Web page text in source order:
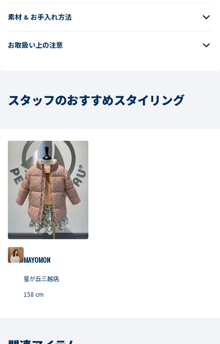
素材 & お手入れ方法
お取扱い上の注意
スタッフのおすすめスタイリング
MAYOMON
星が丘三越店
158 cm